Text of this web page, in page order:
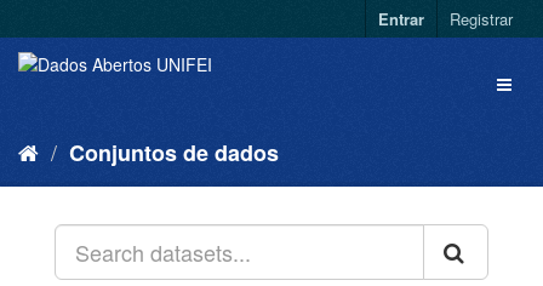
Entrar Registrar
Conjuntos de dados